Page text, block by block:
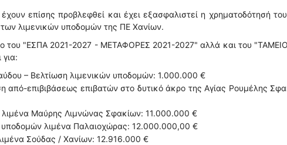
επίσης προβλεφθεί και έχει εξασφαλιστεί η χρηματοδότησή
λιμενικών υποδομών της ΠΕ Χανίων.
του "ΕΣΠΑ 2021-2027 - ΜΕΤΑΦΟΡΕΣ 2021-2027" αλλά και του
– Βελτίωση λιμενικών υποδομών: 1.000.000 €
από-επιβιβάσεως επιβατών στο δυτικό άκρο της Αγίας Ρουμέλης
Μαύρης Λιμνώνας Σφακίων: 11.000.000 €
λιμένα Παλαιοχώρας: 12.000.000,00 €
Σούδας / Χανίων: 12.916.000 €